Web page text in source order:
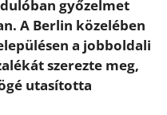
győzelmet
A Berlin közelében
a jobboldali
szerezte meg,
utasította